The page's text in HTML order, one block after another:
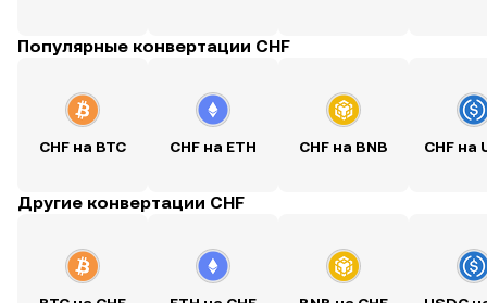
Популярные конвертации CHF
CHF на BTC CHF на ETH CHF на BNB CHF на
Другие конвертации CHF